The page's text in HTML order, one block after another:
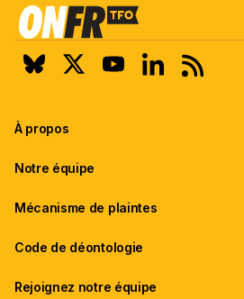
À propos
Notre équipe
Mécanisme de plaintes
Code de déontologie
Rejoignez notre équipe